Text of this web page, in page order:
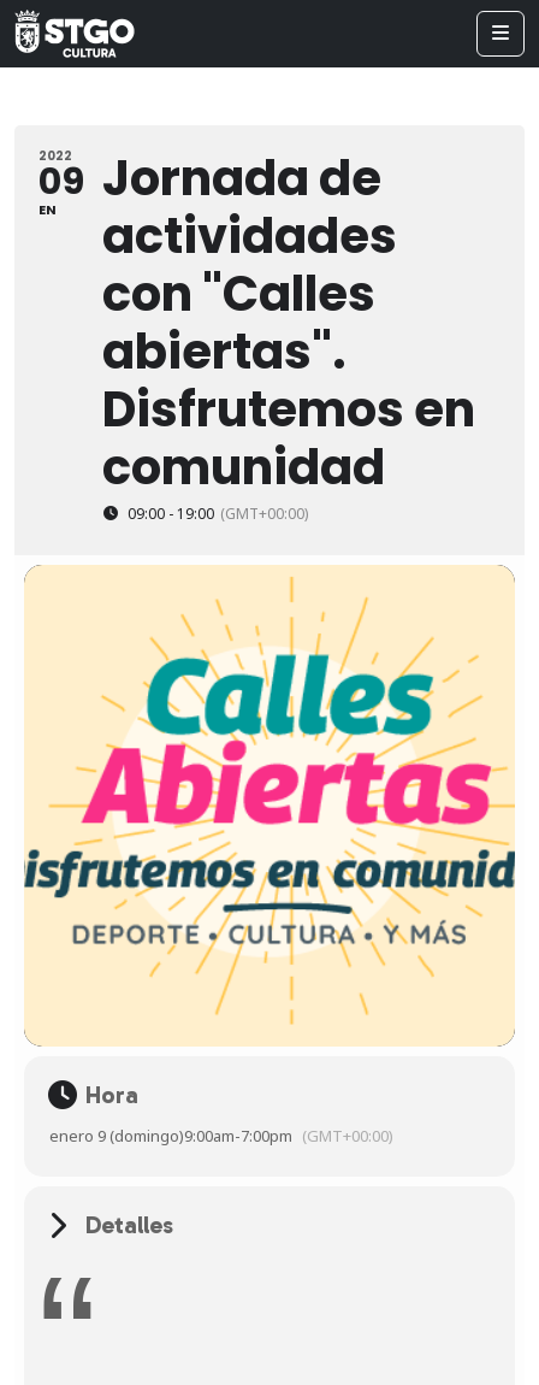
2022
09
EN
Jornada de
actividades
con "Calles
abiertas".
Disfrutemos en
comunidad
09:00 - 19:00 (GMT+00:00)
Hora
enero 9 (domingo)9:00am-7:00pm (GMT+00:00)
Detalles